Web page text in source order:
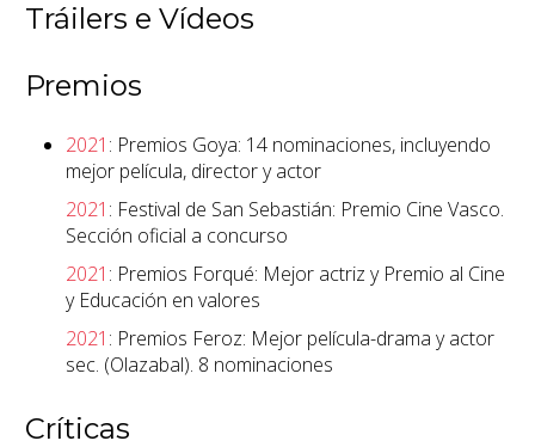
Tráilers e Vídeos
Premios
2021 : Premios Goya: 14 nominaciones, incluyendo
mejor película, director y actor
2021 : Festival de San Sebastián: Premio Cine Vasco.
Sección oficial a concurso
2021 : Premios Forqué: Mejor actriz y Premio al Cine
y Educación en valores
2021 : Premios Feroz: Mejor película-drama y actor
sec. (Olazabal). 8 nominaciones
Críticas